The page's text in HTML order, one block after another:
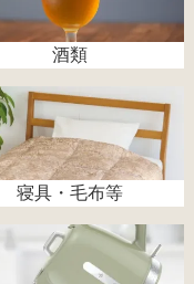
酒類
寝具・毛布等